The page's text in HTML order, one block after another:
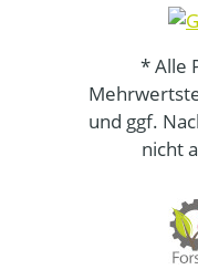
* Alle
und ggf.
nicht